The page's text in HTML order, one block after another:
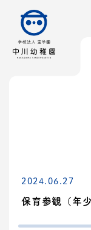
2024.06.27
保育参観（年